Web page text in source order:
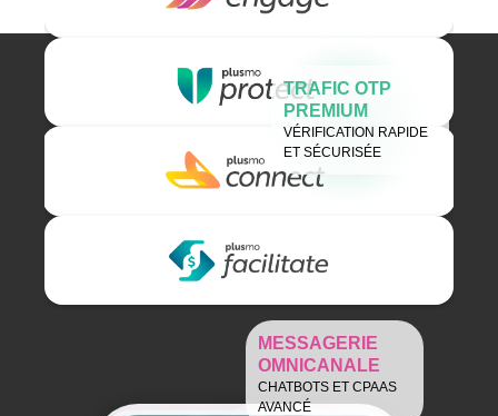
MESSAGERIE
OMNICANALE
CHATBOTS ET CPAAS
AVANCÉ
TRAFIC OTP
PREMIUM
VÉRIFICATION RAPIDE
ET SÉCURISÉE